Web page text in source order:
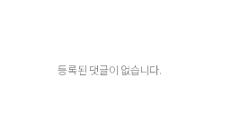
등록된 댓글이 없습니다.